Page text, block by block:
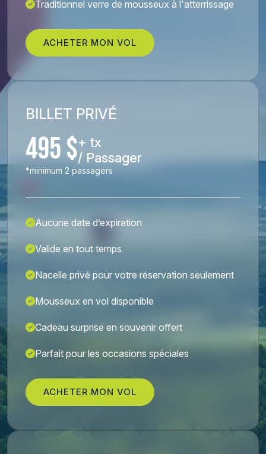
Traditionnel verre de mousseux à l'atterrissage
ACHETER MON VOL
BILLET PRIVÉ
495 $+ tx
/ Passager
*minimum 2 passagers
Aucune date d’expiration
Valide en tout temps
Nacelle privé pour votre réservation seulement
Mousseux en vol disponible
Cadeau surprise en souvenir offert
Parfait pour les occasions spéciales
ACHETER MON VOL